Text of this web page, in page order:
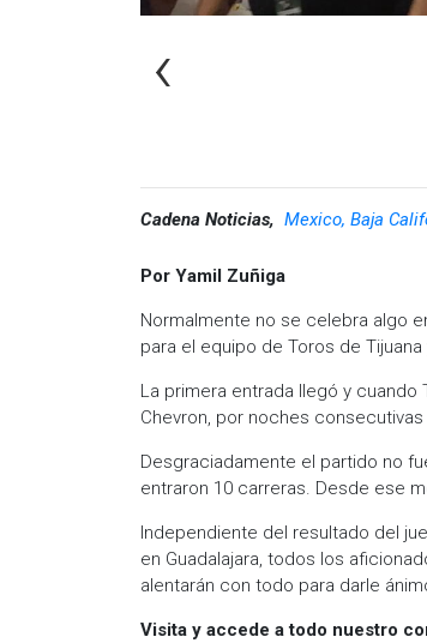
‹
Cadena Noticias, Mexico, Baja
Por Yamil Zuñiga
Normalmente no se celebra algo
para el equipo de Toros de
La primera entrada llegó y
Chevron, por noches
Desgraciadamente el partido no
entraron 10 carreras. Desde ese
Independiente del resultado del
en Guadalajara, todos los
alentarán con todo para darle
Visita y accede a todo nuestro